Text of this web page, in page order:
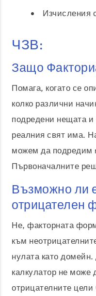
Изчисления
ЧЗВ:
Защо
Помага, когато се
колко различни
подредени нещата и
реалния свят има.
можем да подредим
Първоначалните
Възможно ли
отрицателен
Не, факторната
към
нулата като
калкулатор не може
отрицателните